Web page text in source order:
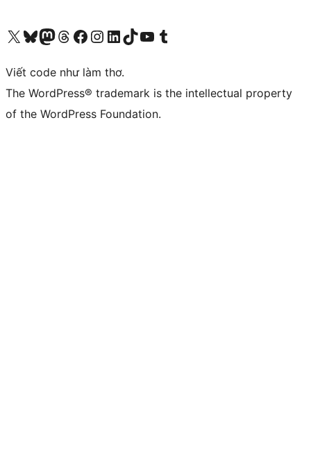
Truy cập tài khoản X (trước đây là Twitter) của chúng tôiVisit our Bluesky account
Visit our Mastodon account
Visit our Threads account
Xem trang Facebook của chúng tôiTruy cập tài khoản Instagram của chúng tôiTruy cập tài khoản LinkedIn của chúng tôiVisit our TikTok account
Truy cập kênh YouTube của chúng tôi Visit our Tumblr account
Viết code như làm thơ.
The WordPress® trademark is the intellectual property
of the WordPress Foundation.